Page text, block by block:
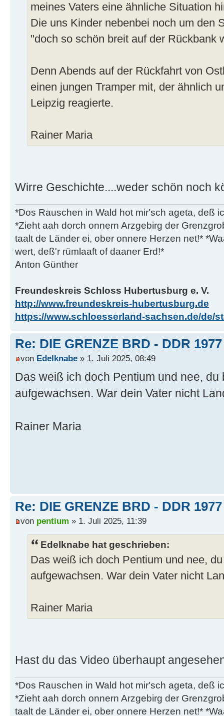
meines Vaters eine ähnliche Situation
Die uns Kinder nebenbei noch um den
"doch so schön breit auf der Rückbank
Denn Abends auf der Rückfahrt von
einen jungen Tramper mit, der ähnlich
Leipzig reagierte.
Rainer Maria
Wirre Geschichte....weder schön noch
*Dos Rauschen in Wald hot mir'sch ageta, deß
*Zieht aah dorch onnern Arzgebirg der
taalt de Länder ei, ober onnere Herzen net!*
wert, deß'r rümlaaft of daaner Erd!*
Anton Günther
Freundeskreis Schloss Hubertusburg e. V.
http://www.freundeskreis-hubertusburg.de
https://www.schloesserland-sachsen.de/de/
Re: DIE GRENZE BRD - DDR
von Edelknabe » 1. Juli 2025, 08:49
Das weiß ich doch Pentium und nee,
aufgewachsen. War dein Vater nicht
Rainer Maria
Re: DIE GRENZE BRD - DDR
von pentium » 1. Juli 2025, 11:39
Edelknabe hat geschrieben:
Das weiß ich doch Pentium und nee,
aufgewachsen. War dein Vater nicht
Rainer Maria
Hast du das Video überhaupt
*Dos Rauschen in Wald hot mir'sch ageta, deß
*Zieht aah dorch onnern Arzgebirg der
taalt de Länder ei, ober onnere Herzen net!*